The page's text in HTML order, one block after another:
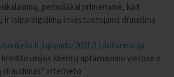
periodiškai primename, kad
ir įsipareigojimų investuotojams draudimą
uploads/2021/11/informacija-
kredito unijos klientų aptarnavimo vietose ir
draudimas“ interneto